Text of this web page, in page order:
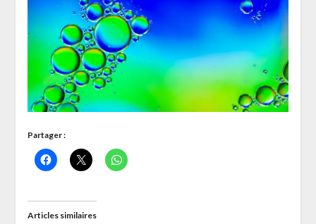
Partager :
Articles similaires